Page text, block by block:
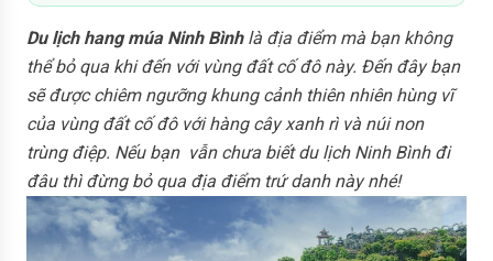
Du lịch hang múa Ninh Bìnhlà địa điểm mà bạn không
thể bỏ qua khi đến với vùng đất cố đô này. Đến đây bạn
sẽ được chiêm ngưỡng khung cảnh thiên nhiên hùng vĩ
của vùng đất cố đô với hàng cây xanh rì và núi non
trùng điệp. Nếu bạn vẫn chưa biết du lịch Ninh Bình đi
đâu thì đừng bỏ qua địa điểm trứ danh này nhé!